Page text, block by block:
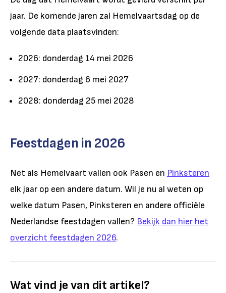
jaar. De komende jaren zal Hemelvaartsdag op de
volgende data plaatsvinden:
2026: donderdag 14 mei 2026
2027: donderdag 6 mei 2027
2028: donderdag 25 mei 2028
Feestdagen in 2026
Net als Hemelvaart vallen ook Pasen en Pinksteren
elk jaar op een andere datum. Wil je nu al weten op
welke datum Pasen, Pinksteren en andere officiële
Nederlandse feestdagen vallen? Bekijk dan hier het
overzicht feestdagen 2026.
Wat vind je van dit artikel?